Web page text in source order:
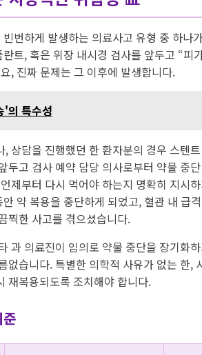
번하게 발생하는 의료사고 유형 중 하나
트, 혹은 위장 내시경 검사를 앞두고 “피
, 진짜 문제는 그 이후에 발생합니다.
'의 특수성
상담을 진행했던 한 환자분의 경우 스텐
고 검사 예약 담당 의사로부터 약물 중
제부터 다시 먹어야 하는지 명확히 지시
약 복용을 중단하게 되었고, 혈관 내 급
찍한 사고를 겪으셨습니다.
과 의료진이 임의로 약물 중단을 장기화
습니다. 특별한 의학적 사유가 없는 한,
재복용되도록 조치해야 합니다.